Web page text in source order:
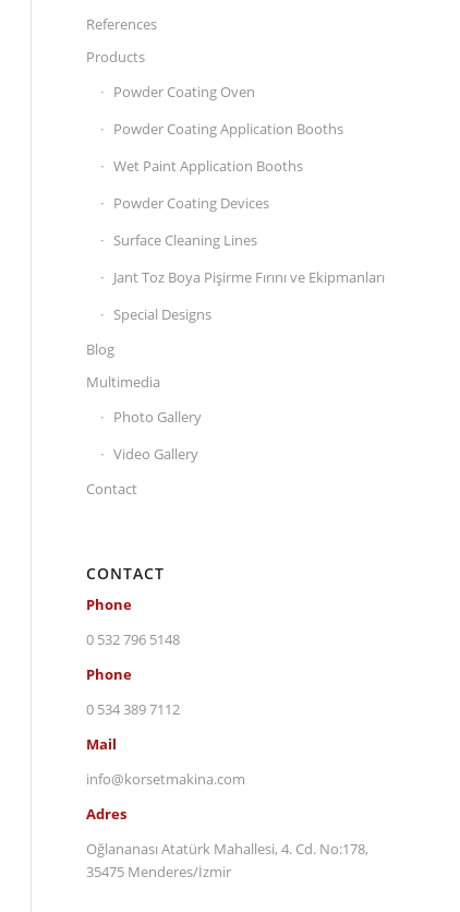
References
Products
Powder Coating Oven
Powder Coating Application Booths
Wet Paint Application Booths
Powder Coating Devices
Surface Cleaning Lines
Jant Toz Boya Pişirme Fırını ve Ekipmanları
Special Designs
Blog
Multimedia
Photo Gallery
Video Gallery
Contact
CONTACT
Phone
0 532 796 5148
Phone
0 534 389 7112
Mail
info@korsetmakina.com
Adres
Oğlananası Atatürk Mahallesi, 4. Cd. No:178,
35475 Menderes/İzmir